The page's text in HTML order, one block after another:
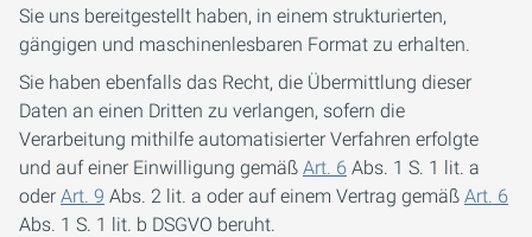
Sie uns bereitgestellt haben, in einem strukturierten,
gängigen und maschinenlesbaren Format zu erhalten.
Sie haben ebenfalls das Recht, die Übermittlung dieser
Daten an einen Dritten zu verlangen, sofern die
Verarbeitung mithilfe automatisierter Verfahren erfolgte
und auf einer Einwilligung gemäß Art. 6 Abs. 1 S. 1 lit. a
oder Art. 9 Abs. 2 lit. a oder auf einem Vertrag gemäß Art. 6
Abs. 1 S. 1 lit. b DSGVO beruht.